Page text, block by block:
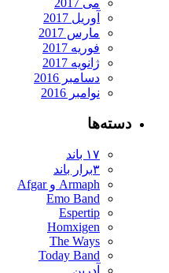
آوریل 2017
مارس 2017
فوریه 2017
ژانویه 2017
دسامبر 2016
نوامبر 2016
دسته‌ها
۱۷ باند
۳برار باند
Armaph و Afgar
Emo Band
Espertip
Homxigen
The Ways
Today Band